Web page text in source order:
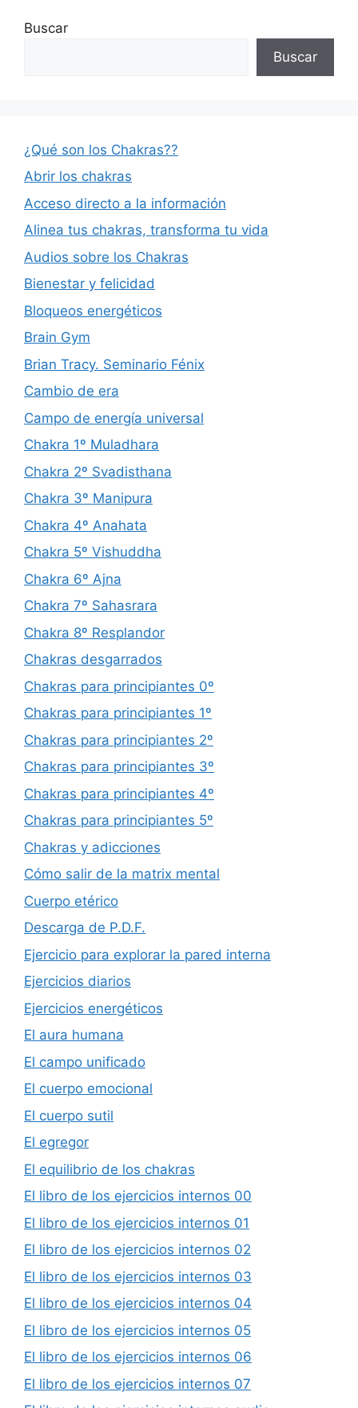
Buscar
Buscar
¿Qué son los Chakras??
Abrir los chakras
Acceso directo a la información
Alinea tus chakras, transforma tu vida
Audios sobre los Chakras
Bienestar y felicidad
Bloqueos energéticos
Brain Gym
Brian Tracy. Seminario Fénix
Cambio de era
Campo de energía universal
Chakra 1º Muladhara
Chakra 2º Svadisthana
Chakra 3º Manipura
Chakra 4º Anahata
Chakra 5º Vishuddha
Chakra 6º Ajna
Chakra 7º Sahasrara
Chakra 8º Resplandor
Chakras desgarrados
Chakras para principiantes 0º
Chakras para principiantes 1º
Chakras para principiantes 2º
Chakras para principiantes 3º
Chakras para principiantes 4º
Chakras para principiantes 5º
Chakras y adicciones
Cómo salir de la matrix mental
Cuerpo etérico
Descarga de P.D.F.
Ejercicio para explorar la pared interna
Ejercicios diarios
Ejercicios energéticos
El aura humana
El campo unificado
El cuerpo emocional
El cuerpo sutil
El egregor
El equilibrio de los chakras
El libro de los ejercicios internos 00
El libro de los ejercicios internos 01
El libro de los ejercicios internos 02
El libro de los ejercicios internos 03
El libro de los ejercicios internos 04
El libro de los ejercicios internos 05
El libro de los ejercicios internos 06
El libro de los ejercicios internos 07